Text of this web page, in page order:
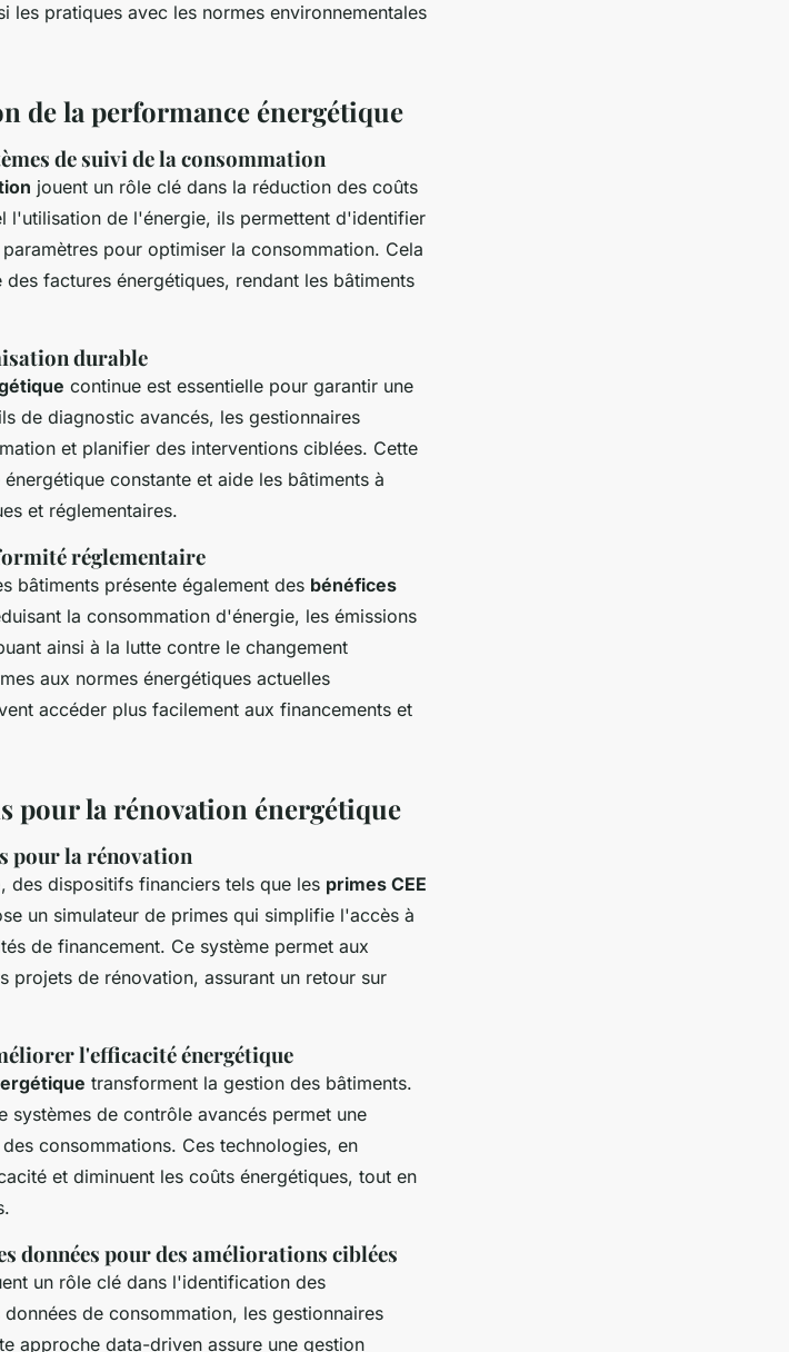
les pratiques avec les normes environnementales
de la performance énergétique
de suivi de la consommation
jouent un rôle clé dans la réduction des coûts
l'utilisation de l'énergie, ils permettent d'identifier
pour optimiser la consommation. Cela
factures énergétiques, rendant les bâtiments
durable
continue est essentielle pour garantir une
de diagnostic avancés, les gestionnaires
et planifier des interventions ciblées. Cette
constante et aide les bâtiments à
et réglementaires.
réglementaire
bâtiments présente également des bénéfices
la consommation d'énergie, les émissions
ainsi à la lutte contre le changement
aux normes énergétiques actuelles
accéder plus facilement aux financements et
pour la rénovation énergétique
pour la rénovation
, des dispositifs financiers tels que les primes CEE
un simulateur de primes qui simplifie l'accès à
de financement. Ce système permet aux
projets de rénovation, assurant un retour sur
l'efficacité énergétique
transforment la gestion des bâtiments.
de contrôle avancés permet une
consommations. Ces technologies, en
et diminuent les coûts énergétiques, tout en
données pour des améliorations ciblées
un rôle clé dans l'identification des
de consommation, les gestionnaires
approche data-driven assure une gestion